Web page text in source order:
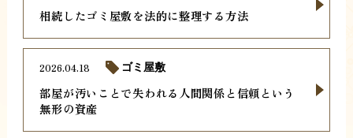
相続したゴミ屋敷を法的に整理する方法
部屋が汚いことで失われる人間関係と信頼という
無形の資産
2026.04.18 ゴミ屋敷